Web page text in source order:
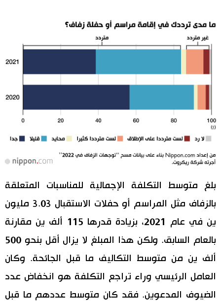
بلغ متوسط التكلفة الإجمالية للمناسبات المتعلقة
بالزفاف مثل المراسم أو حفلات الاستقبال 3.03 مليون
ين في عام 2021، بزيادة قدرها 115 ألف ين مقارنة
بالعام السابق. ولكن هذا المبلغ لا يزال أقل بنحو 500
ألف ين من متوسط التكاليف ما قبل الجائحة. وكان
العامل الرئيسي وراء تراجع التكلفة هو انخفاض عدد
الضيوف المدعوين. فقد كان متوسط عددهم ما قبل